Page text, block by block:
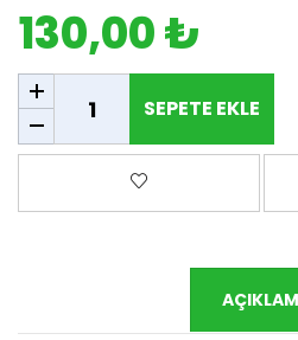
130,00 ₺
SEPETE EKLE
SEPETE EKLE
Favorilere ekle